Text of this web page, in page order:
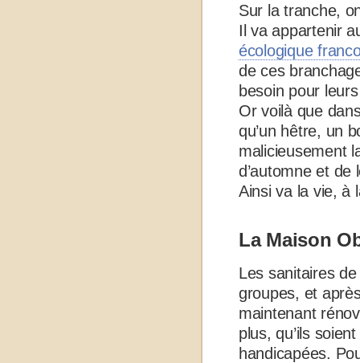
Sur la tranche,
Il va appartenir
écologique
de ces
besoin pour
Or voilà que
qu’un hêtre, un
malicieusement
d’automne et
Ainsi va la vie, à
La Maison
Les sanitaires
groupes, et
maintenant
plus, qu’ils
handicapées.